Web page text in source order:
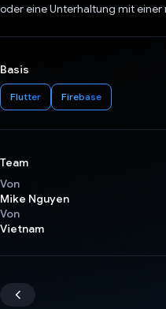
oder eine Unterhaltung mit einer
Basis
Flutter Firebase
Team
Von
Mike Nguyen
Von
Vietnam